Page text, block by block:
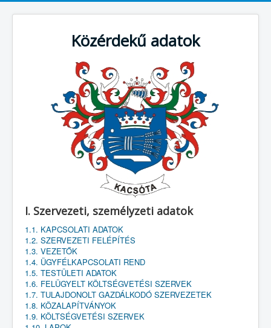
Közérdekű adatok
I. Szervezeti, személyzeti adatok
1.1. KAPCSOLATI ADATOK
1.2. SZERVEZETI FELÉPÍTÉS
1.3. VEZETŐK
1.4. ÜGYFÉLKAPCSOLATI REND
1.5. TESTÜLETI ADATOK
1.6. FELÜGYELT KÖLTSÉGVETÉSI SZERVEK
1.7. TULAJDONOLT GAZDÁLKODÓ SZERVEZETEK
1.8. KÖZALAPÍTVÁNYOK
1.9. KÖLTSÉGVETÉSI SZERVEK